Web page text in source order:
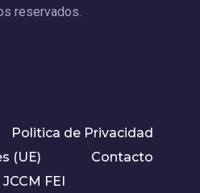
reservados.
Politica de Privacidad
(UE)
Contacto
JCCM FEI